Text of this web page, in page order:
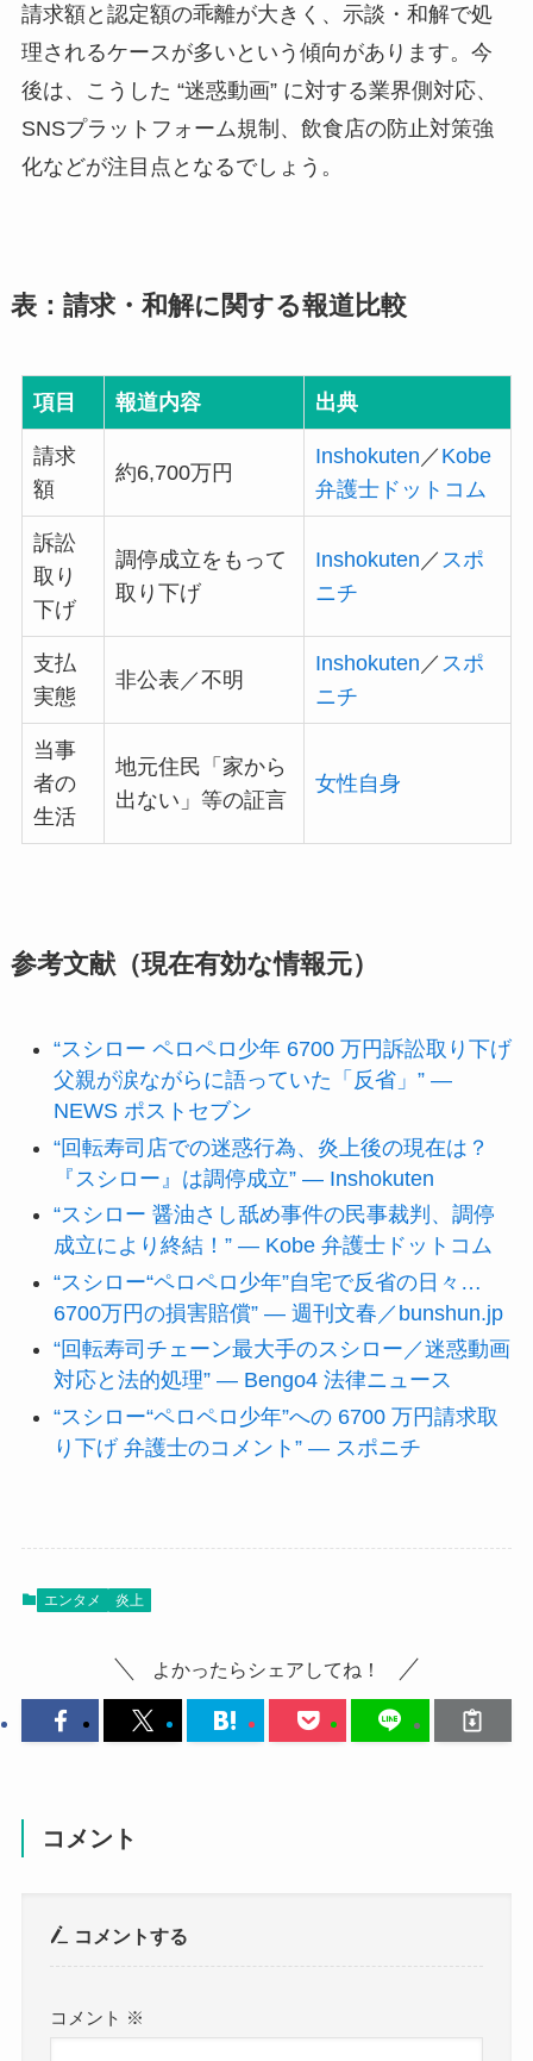
請求額と認定額の乖離が大きく、示談・和解で処
理されるケースが多いという傾向があります。今
後は、こうした “迷惑動画” に対する業界側対応、
SNSプラットフォーム規制、飲食店の防止対策強
化などが注目点となるでしょう。
表：請求・和解に関する報道比較
項目 報道内容 出典
請求
額
約6,700万円
Inshokuten ／ Kobe
弁護士ドットコム
訴訟
取り
下げ
調停成立をもって
取り下げ
Inshokuten ／ スポ
ニチ
支払
実態
非公表／不明
Inshokuten ／ スポ
ニチ
当事
者の
生活
地元住民「家から
出ない」等の証言
女性自身
参考文献（現在有効な情報元）
“スシロー ペロペロ少年 6700 万円訴訟取り下げ
父親が涙ながらに語っていた「反省」” —
NEWS ポストセブン
“回転寿司店での迷惑行為、炎上後の現在は？
『スシロー』は調停成立” — Inshokuten
“スシロー 醤油さし舐め事件の民事裁判、調停
成立により終結！” — Kobe 弁護士ドットコム
“スシロー“ペロペロ少年”自宅で反省の日々…
6700万円の損害賠償” — 週刊文春／bunshun.jp
“回転寿司チェーン最大手のスシロー／迷惑動画
対応と法的処理” — Bengo4 法律ニュース
“スシロー“ペロペロ少年”への 6700 万円請求取
り下げ 弁護士のコメント” — スポニチ
エンタメ 炎上
よかったらシェアしてね！
コメント
コメントする
コメント ※